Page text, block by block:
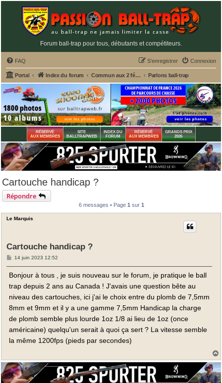
Forum ball-trap pour tous, débutants et compétiteurs.
FAQ Connexion
S’enregistrer
Portal Index du forum Commun aux 2 fédérations ball-trap FFBT et FFT Parlons ball-trap
RÉSERVÉ
AUX MEMBRES
SITE
BALLTRAPWEB
INDEX DU
FORUM
RÉSERVÉ
AUX MEMBRES
GRANDS PRIX
2026
Cartouche handicap ?
Répondre
6 messages • Page 1 sur 1
Le Marquis
Cartouche handicap ?
M
s
g
14 juin 2023 12:52
Bonjour à tous , je suis nouveau sur le forum, je pratique le ball
trap depuis 2 ans au Canada ! J'avais une question bête au
niveau des cartouches, ici j'ai le choix entre du plomb de 7,5mm
8mm et 9mm et il y a une gamme 7,5mm Handicap la charge
de plomb semble plus lourde 1oz 1/8 ai lieu de 1oz (once
américaine) quelqu'un serait à quoi ça sert ? La vitesse semble
la même 1200fps (pieds par secondes)
t